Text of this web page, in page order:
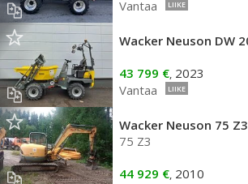
Vantaa LIIKE
43 799 €, 2023
Vantaa
LIIKE
Wacker Neuson 75 Z3
75 Z3
44 929 €, 2010